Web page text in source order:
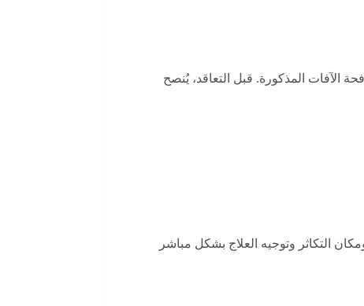
المذكورة. قبل التعاقد، يُنصح
التكاثر وتوجيه العلاج بشكل مباشر